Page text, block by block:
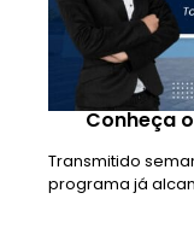
Conheça
Transmitido
programa já